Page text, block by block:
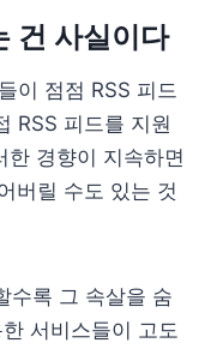
건 사실이다
이 점점 RSS 피드
RSS 피드를 지원
경향이 지속하면
버릴 수도 있는 것
수록 그 속살을 숨
서비스들이 고도